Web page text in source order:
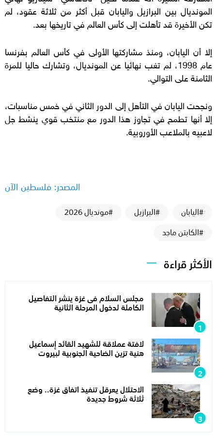
المونديال بين البرازيل واليابان قبل أكثر من ثلاثة عقود، لم
تكن الأخيرة قد تأهلت إلى كأس العالم في تاريخها بعد.
إلا أن اليابان، ومنذ مشاركتها الأولى في كأس العالم بفرنسا
عام 1998، لم تغب نهائيا عن المونديال، وتشارك حاليا للمرة
الثامنة على التوالي.
ونجحت اليابان في التأهل إلى الدور الثاني في خمس مناسبات،
إلا أنها تطمح في تجاوز هذا الدور مع منتخب قوي ينشط جل
لاعبيه بالملاعب الأوروبية.
المصدر: فلسطين الآن
#اليابان #البرازيل
#مونديال 2026
#الكابتن ماجد
الأكثر قراءة
مجلس السلام فى غزة ينشر التفاصيل
الكاملة لدخول المرحلة الثانية
لافتة عملاقة للشهيد القائد إسماعيل
هنية تزين الضاحية الجنوبية لبيروت
الاحتلال يعرقل تنفيذ اتفاق غزة.. وضع
ثلاثة شروط جديدة